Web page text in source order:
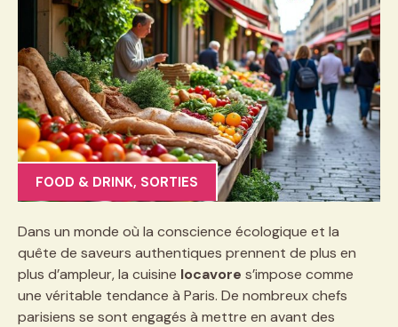
FOOD & DRINK, SORTIES
Dans un monde où la conscience écologique et la
quête de saveurs authentiques prennent de plus en
plus d’ampleur, la cuisine locavore s’impose comme
une véritable tendance à Paris. De nombreux chefs
parisiens se sont engagés à mettre en avant des